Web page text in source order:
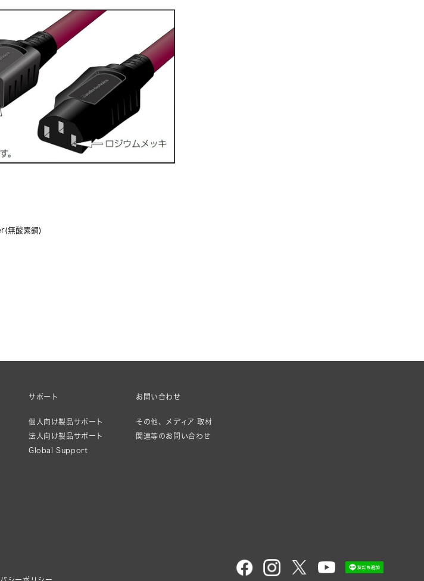
無酸素銅)
サポート
個人向け製品サポート
法人向け製品サポート
Global Support
お問い合わせ
その他、メディア 取材
関連等のお問い合わせ